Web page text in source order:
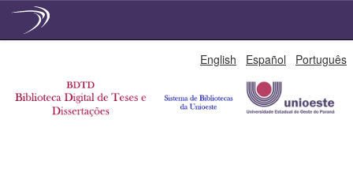
English Español Português